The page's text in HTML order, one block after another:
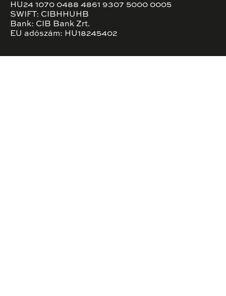
HU24 1070 0488 4861 9307 5000 0005
SWIFT: CIBHHUHB
Bank: CIB Bank Zrt.
EU adószám: HU18245402